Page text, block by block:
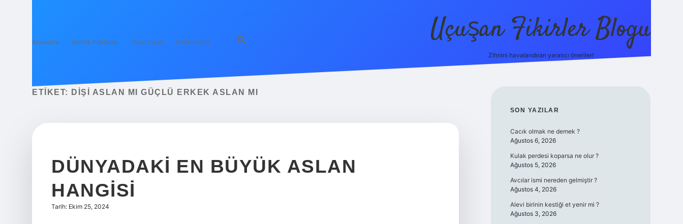
Anasayfa Gizlilik Politikası Yasal Uyarı Hakkımızda Uçuşan Fikirler Blogu
Zihnini havalandıran yaratıcı öneriler!
ETIKET: DIŞI ASLAN MI GÜÇLÜ ERKEK ASLAN MI
DÜNYADAKI EN BÜYÜK ASLAN
HANGISI
Tarih: Ekim 25, 2024
SIDEBAR
SON YAZILAR
Cacık olmak ne demek ?
Ağustos 6, 2026
Kulak perdesi koparsa ne olur ?
Ağustos 5, 2026
Avcılar ismi nereden gelmiştir ?
Ağustos 4, 2026
Alevi birinin kestiği et yenir mi ?
Ağustos 3, 2026